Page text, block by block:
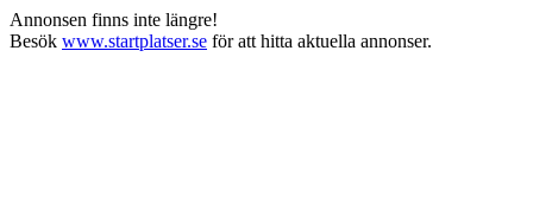
Annonsen finns inte längre!
Besök www.startplatser.se för att hitta aktuella annonser.